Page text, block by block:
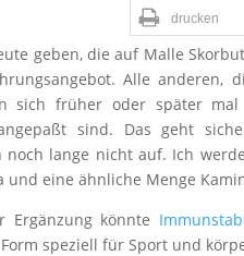
drucken
geben, die auf Malle
Alle
sich früher oder später
sind. Das geht
noch lange nicht auf. Ich
und eine ähnliche Menge
Ergänzung könnte
speziell für Sport und